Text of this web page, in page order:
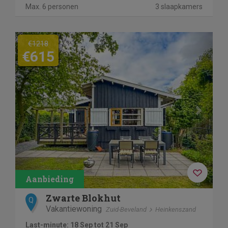
Max. 6 personen 3 slaapkamers
Previous
€1218
€615
Q Zwarte Blokhut
Vakantiewoning Zuid-Beveland Heinkenszand
Last-minute: 18 Sep tot 21 Sep